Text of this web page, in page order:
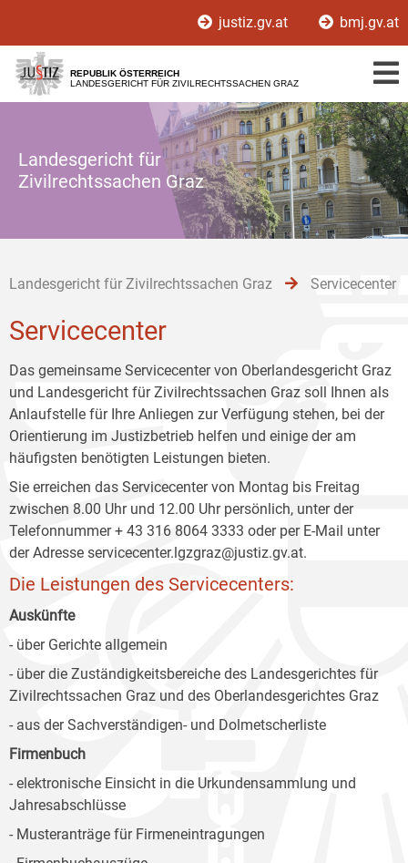
[1]
[2]
[3]
justiz.gv.at bmj.gv.at
REPUBLIK ÖSTERREICH
LANDESGERICHT FÜR ZIVILRECHTSSACHEN GRAZ
Landesgericht für
Zivilrechtssachen Graz
Landesgericht für Zivilrechtssachen Graz Servicecenter
Servicecenter
Das gemeinsame Servicecenter von Oberlandesgericht Graz
und Landesgericht für Zivilrechtssachen Graz soll Ihnen als
Anlaufstelle für Ihre Anliegen zur Verfügung stehen, bei der
Orientierung im Justizbetrieb helfen und einige der am
häufigsten benötigten Leistungen bieten.
Sie erreichen das Servicecenter von Montag bis Freitag
zwischen 8.00 Uhr und 12.00 Uhr persönlich, unter der
Telefonnummer + 43 316 8064 3333 oder per E-Mail unter
der Adresse servicecenter.lgzgraz@justiz.gv.at.
Die Leistungen des Servicecenters:
Auskünfte
- über Gerichte allgemein
- über die Zuständigkeitsbereiche des Landesgerichtes für
Zivilrechtssachen Graz und des Oberlandesgerichtes Graz
- aus der Sachverständigen- und Dolmetscherliste
Firmenbuch
- elektronische Einsicht in die Urkundensammlung und
Jahresabschlüsse
- Musteranträge für Firmeneintragungen